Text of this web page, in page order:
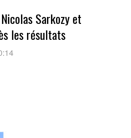
Sarkozy et
les résultats